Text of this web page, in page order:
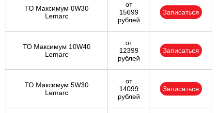
ТО Максимум 0W30
Lemarc
от
15699
рублей
Записаться
ТО Максимум 10W40
Lemarc
от
12399
рублей
Записаться
ТО Максимум 5W30
Lemarc
от
14099
рублей
Записаться